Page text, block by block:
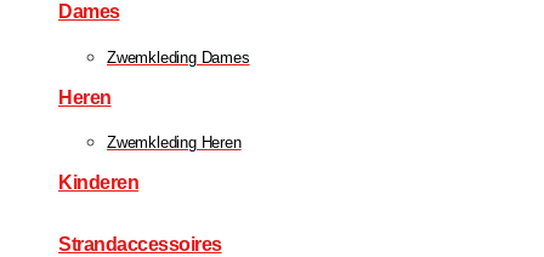
Dames
Zwemkleding Dames
Heren
Zwemkleding Heren
Kinderen
Strandaccessoires